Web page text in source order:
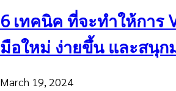
6 เทคนิค ที่จะทำให้การ
มือใหม่ ง่ายขึ้น และสนุก
March 19, 2024